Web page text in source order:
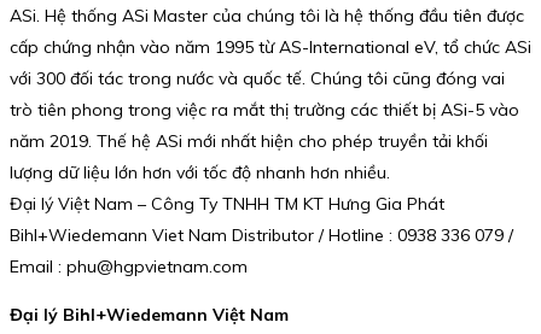
ASi. Hệ thống ASi Master của chúng tôi là hệ thống đầu tiên được
cấp chứng nhận vào năm 1995 từ AS-International eV, tổ chức ASi
với 300 đối tác trong nước và quốc tế. Chúng tôi cũng đóng vai
trò tiên phong trong việc ra mắt thị trường các thiết bị ASi-5 vào
năm 2019. Thế hệ ASi mới nhất hiện cho phép truyền tải khối
lượng dữ liệu lớn hơn với tốc độ nhanh hơn nhiều.
Đại lý Việt Nam – Công Ty TNHH TM KT Hưng Gia Phát
Bihl+Wiedemann Viet Nam Distributor / Hotline : 0938 336 079 /
Email : phu@hgpvietnam.com
Đại lý Bihl+Wiedemann Việt Nam